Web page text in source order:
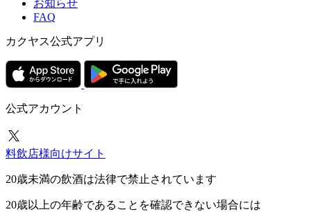
お知らせ
FAQ
カクヤス公式アプリ
公式アカウント
料飲店様向けサイト
20歳未満の飲酒は法律で禁止されています
20歳以上の年齢であることを確認できない場合には